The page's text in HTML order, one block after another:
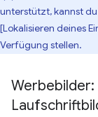
unterstützt, kannst
[Lokalisieren deines
Verfügung stellen.
Werbebilder: